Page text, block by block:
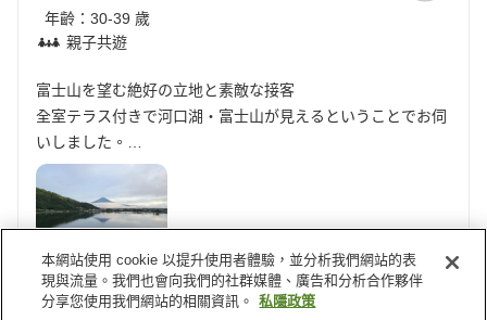
年齡： 30-39 歲
親子共遊
富士山を望む絶好の立地と素敵な接客
全室テラス付きで河口湖・富士山が見えるということでお伺
いしました。
お天気はあいにくでしたが、ときたま富士山を臨むことがで
きましたし、立地が素晴らしいので開放感が素晴らしかった
です。
また接客・サービスが素敵で、とても心地よい時間を過ごす
ことができました。
檢舉 有幫助
本網站使用 cookie 以提升使用者體驗，並分析我們網站的表
現與流量。我們也會向我們的社群媒體、廣告和分析合作夥伴
分享您使用我們網站的相關資訊。
私隱政策